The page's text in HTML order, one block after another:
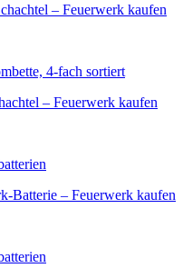
– Feuerwerk kaufen
4-fach sortiert
– Feuerwerk kaufen
Batterie – Feuerwerk kaufen